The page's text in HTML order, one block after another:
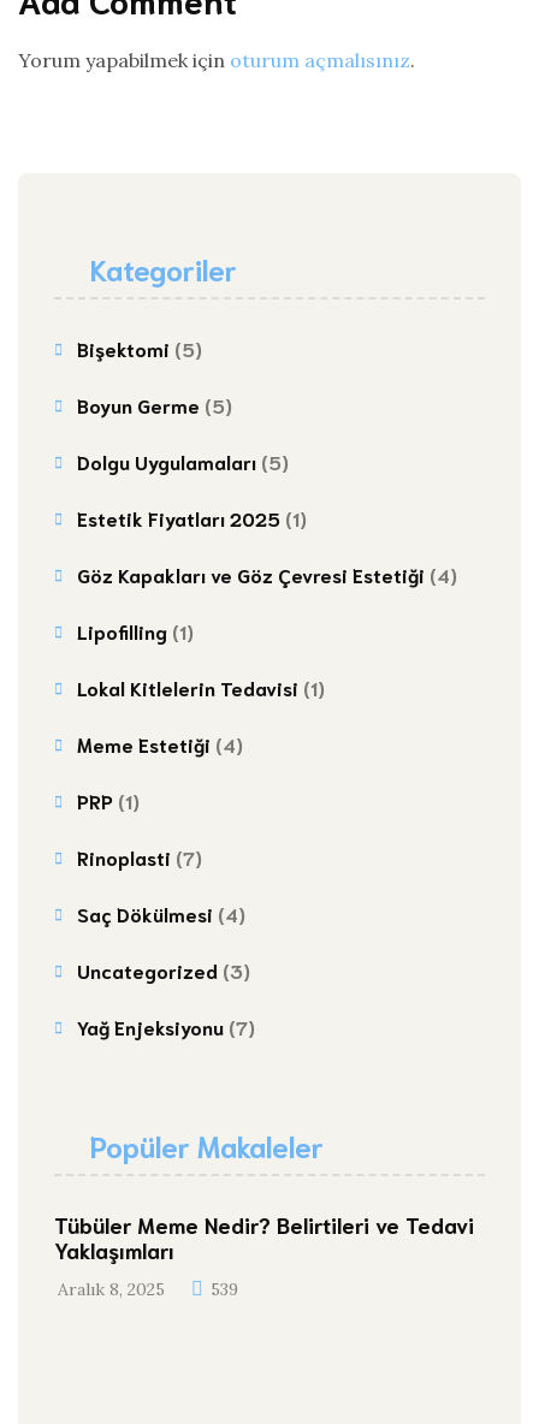
Yorum yapabilmek için oturum açmalısınız.
Kategoriler
Bişektomi (5)
Boyun Germe (5)
Dolgu Uygulamaları (5)
Estetik Fiyatları 2025 (1)
Göz Kapakları ve Göz Çevresi Estetiği (4)
Lipofilling (1)
Lokal Kitlelerin Tedavisi (1)
Meme Estetiği (4)
PRP (1)
Rinoplasti (7)
Saç Dökülmesi (4)
Uncategorized (3)
Yağ Enjeksiyonu (7)
Popüler Makaleler
Tübüler Meme Nedir? Belirtileri ve Tedavi
Yaklaşımları
Aralık 8, 2025 539